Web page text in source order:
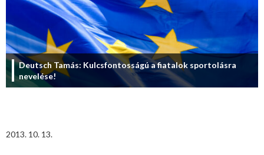
Deutsch Tamás: Kulcsfontosságú a fiatalok sportolásra
nevelése!
2013. 10. 13.